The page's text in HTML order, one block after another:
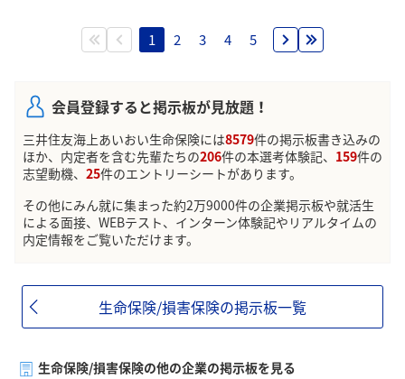
1 2 3 4 5
会員登録すると掲示板が見放題！
三井住友海上あいおい生命保険には8579件の掲示板書き込みの
ほか、内定者を含む先輩たちの206件の本選考体験記、 159件の
志望動機、 25件のエントリーシートがあります。
その他にみん就に集まった約2万9000件の企業掲示板や就活生
による面接、WEBテスト、インターン体験記やリアルタイムの
内定情報をご覧いただけます。
生命保険/損害保険の掲示板一覧
生命保険/損害保険の他の企業の掲示板を見る